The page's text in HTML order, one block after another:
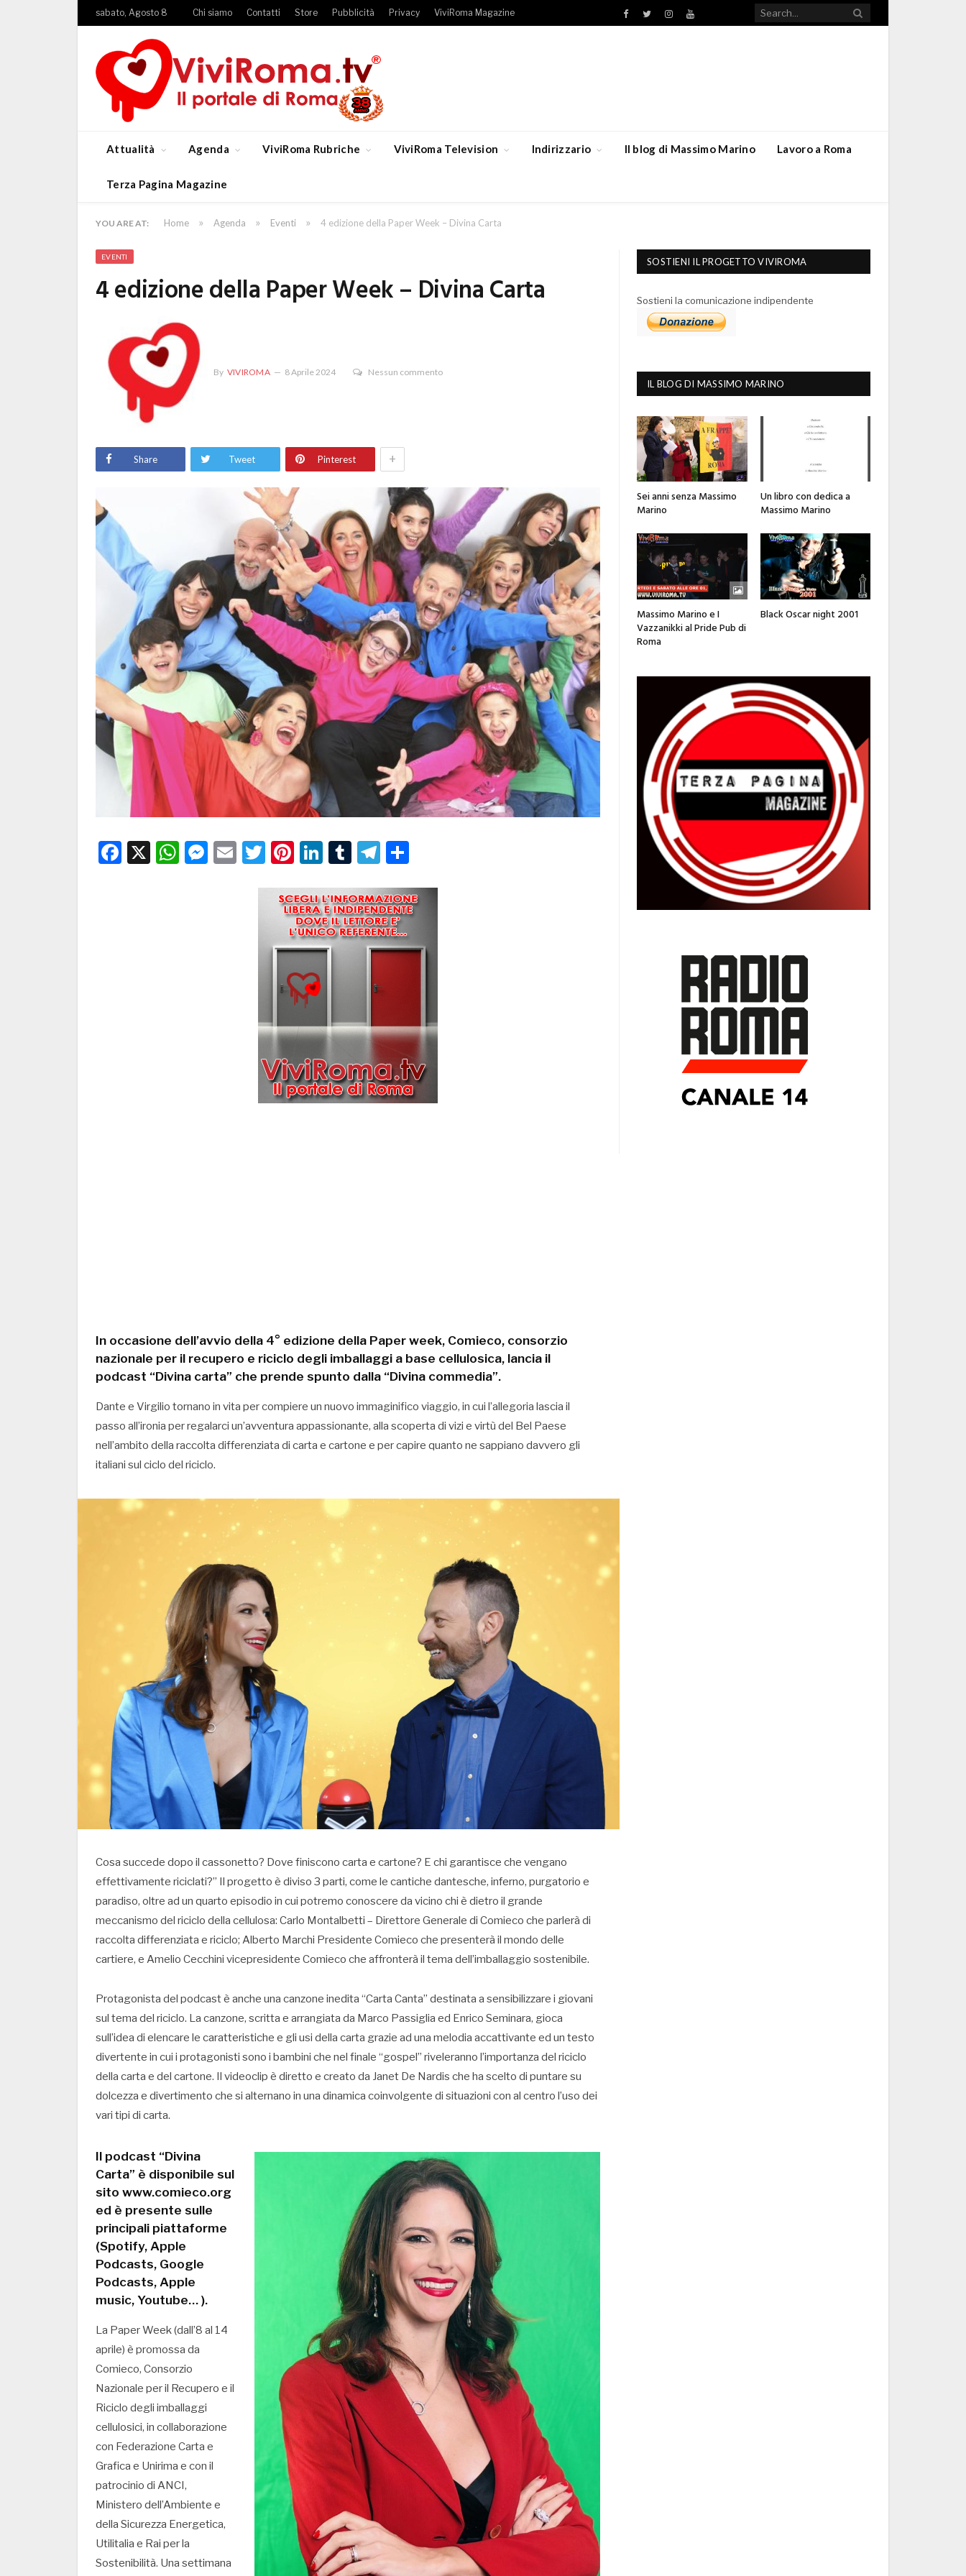
sabato, Agosto 8 Chi siamo Contatti Store Pubblicità Privacy ViviRoma Magazine Facebook
TwitterInstagramYouTube
Attualità Agenda ViviRoma Rubriche ViviRoma Television Indirizzario Il blog di Massimo Marino Lavoro a Roma
Terza Pagina Magazine
YOU ARE AT: Home » Agenda » Eventi » 4 edizione della Paper Week – Divina Carta
EVENTI
4 edizione della Paper Week – Divina Carta
By VIVIROMA 8 Aprile 2024 Nessun commento
Share Tweet Pinterest +
Facebook
X WhatsApp
Messenger
EmailTwitter
Pinterest
LinkedIn
TumblrTelegram
In occasione dell’avvio della 4° edizione della Paper week, Comieco, consorzio
nazionale per il recupero e riciclo degli imballaggi a base cellulosica, lancia il
podcast “Divina carta” che prende spunto dalla “Divina commedia”.
Dante e Virgilio tornano in vita per compiere un nuovo immaginifico viaggio, in cui l’allegoria lascia il
passo all’ironia per regalarci un’avventura appassionante, alla scoperta di vizi e virtù del Bel Paese
nell’ambito della raccolta differenziata di carta e cartone e per capire quanto ne sappiano davvero gli
italiani sul ciclo del riciclo.
Cosa succede dopo il cassonetto? Dove finiscono carta e cartone? E chi garantisce che vengano
effettivamente riciclati?” Il progetto è diviso 3 parti, come le cantiche dantesche, inferno, purgatorio e
paradiso, oltre ad un quarto episodio in cui potremo conoscere da vicino chi è dietro il grande
meccanismo del riciclo della cellulosa: Carlo Montalbetti – Direttore Generale di Comieco che parlerà di
raccolta differenziata e riciclo; Alberto Marchi Presidente Comieco che presenterà il mondo delle
cartiere, e Amelio Cecchini vicepresidente Comieco che affronterà il tema dell’imballaggio sostenibile.
Protagonista del podcast è anche una canzone inedita “Carta Canta” destinata a sensibilizzare i giovani
sul tema del riciclo. La canzone, scritta e arrangiata da Marco Passiglia ed Enrico Seminara, gioca
sull’idea di elencare le caratteristiche e gli usi della carta grazie ad una melodia accattivante ed un testo
divertente in cui i protagonisti sono i bambini che nel finale “gospel” riveleranno l’importanza del riciclo
della carta e del cartone. Il videoclip è diretto e creato da Janet De Nardis che ha scelto di puntare su
dolcezza e divertimento che si alternano in una dinamica coinvolgente di situazioni con al centro l’uso dei
vari tipi di carta.
Il podcast “Divina
Carta” è disponibile sul
sito www.comieco.org
ed è presente sulle
principali piattaforme
(Spotify, Apple
Podcasts, Google
Podcasts, Apple
music, Youtube… ).
La Paper Week (dall’8 al 14
aprile) è promossa da
Comieco, Consorzio
Nazionale per il Recupero e il
Riciclo degli imballaggi
cellulosici, in collaborazione
con Federazione Carta e
Grafica e Unirima e con il
patrocinio di ANCI,
Ministero dell’Ambiente e
della Sicurezza Energetica,
Utilitalia e Rai per la
Sostenibilità. Una settimana
SOSTIENI IL PROGETTO VIVIROMA
Sostieni la comunicazione indipendente
IL BLOG DI MASSIMO MARINO
Sei anni senza Massimo
Marino
Un libro con dedica a
Massimo Marino
Massimo Marino e I
Vazzanikki al Pride Pub di
Roma
Black Oscar night 2001